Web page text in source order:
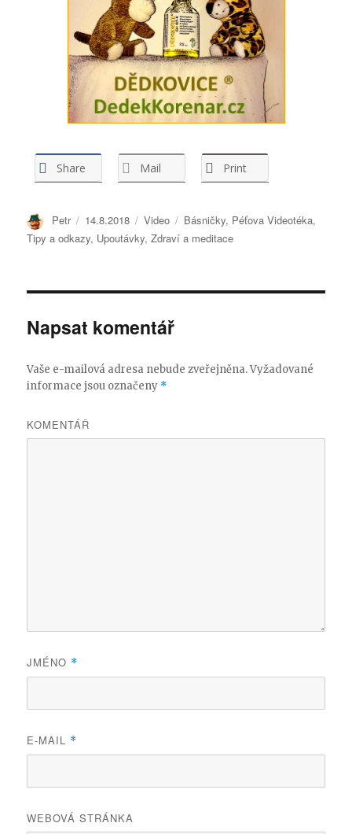
Share Mail Print
Autor:
Petr Publikováno:
14.8.2018 Formát:
Video Rubriky:
Básničky, Péťova Videotéka,
Tipy a odkazy, Upoutávky,Zdraví a meditace
Napsat komentář
Vaše e-mailová adresa nebude zveřejněna.Vyžadované
informace jsou označeny *
KOMENTÁŘ
JMÉNO *
E-MAIL *
WEBOVÁ STRÁNKA